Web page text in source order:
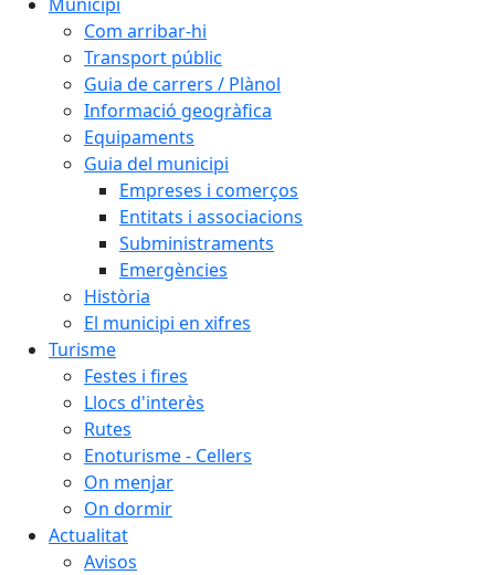
Com arribar-hi
Transport públic
Guia de carrers / Plànol
Informació geogràfica
Equipaments
Guia del municipi
Empreses i comerços
Entitats i associacions
Subministraments
Emergències
Història
El municipi en xifres
Turisme
Festes i fires
Llocs d'interès
Rutes
Enoturisme - Cellers
On menjar
On dormir
Actualitat
Avisos